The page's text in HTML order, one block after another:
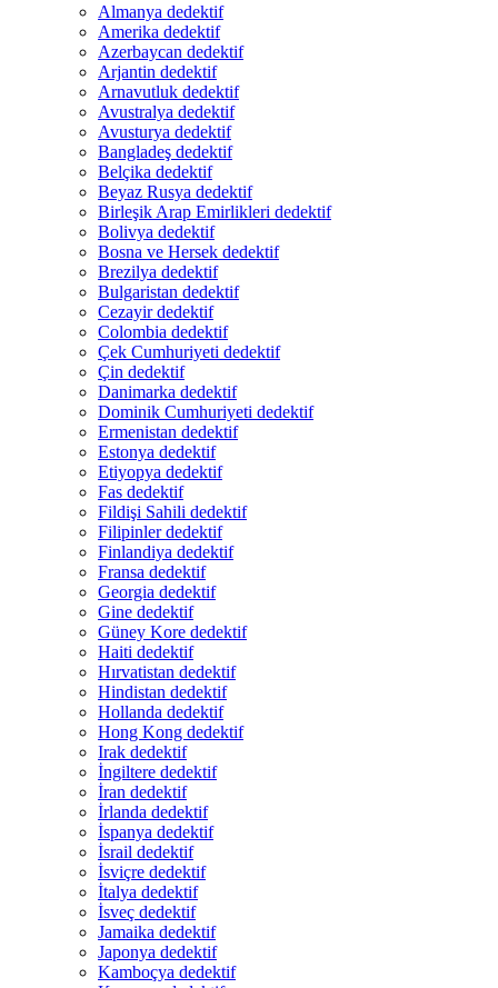
Almanya dedektif
Amerika dedektif
Azerbaycan dedektif
Arjantin dedektif
Arnavutluk dedektif
Avustralya dedektif
Avusturya dedektif
Bangladeş dedektif
Belçika dedektif
Beyaz Rusya dedektif
Birleşik Arap Emirlikleri dedektif
Bolivya dedektif
Bosna ve Hersek dedektif
Brezilya dedektif
Bulgaristan dedektif
Cezayir dedektif
Colombia dedektif
Çek Cumhuriyeti dedektif
Çin dedektif
Danimarka dedektif
Dominik Cumhuriyeti dedektif
Ermenistan dedektif
Estonya dedektif
Etiyopya dedektif
Fas dedektif
Fildişi Sahili dedektif
Filipinler dedektif
Finlandiya dedektif
Fransa dedektif
Georgia dedektif
Gine dedektif
Güney Kore dedektif
Haiti dedektif
Hırvatistan dedektif
Hindistan dedektif
Hollanda dedektif
Hong Kong dedektif
Irak dedektif
İngiltere dedektif
İran dedektif
İrlanda dedektif
İspanya dedektif
İsrail dedektif
İsviçre dedektif
İtalya dedektif
İsveç dedektif
Jamaika dedektif
Japonya dedektif
Kamboçya dedektif